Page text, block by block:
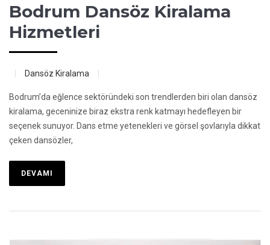
Bodrum Dansöz Kiralama
Hizmetleri
Dansöz Kiralama
Bodrum’da eğlence sektöründeki son trendlerden biri olan dansöz
kiralama, geceninize biraz ekstra renk katmayı hedefleyen bir
seçenek sunuyor. Dans etme yetenekleri ve görsel şovlarıyla dikkat
çeken dansözler,
DEVAMI